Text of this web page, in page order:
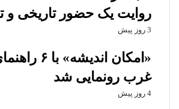
ر
د
ن
ی
روایت یک حضور تاریخی و
3 روز پیش
«امکان
غرب رونمایی شد
4 روز پیش